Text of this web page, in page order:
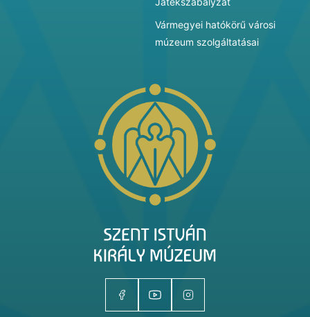
Vármegyei hatókörű városi
múzeum szolgáltatásai